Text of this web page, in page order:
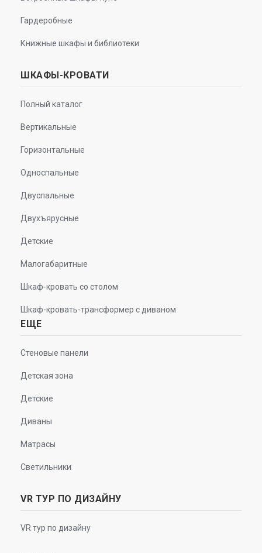
Гардеробные
Книжные шкафы и библиотеки
ШКАФЫ-КРОВАТИ
Полный каталог
Вертикальные
Горизонтальные
Односпальные
Двуспальные
Двухъярусные
Детские
Малогабаритные
Шкаф-кровать со столом
Шкаф-кровать-трансформер с диваном
ЕЩЕ
Стеновые панели
Детская зона
Детские
Диваны
Матрасы
Светильники
VR ТУР ПО ДИЗАЙНУ
VR тур по дизайну